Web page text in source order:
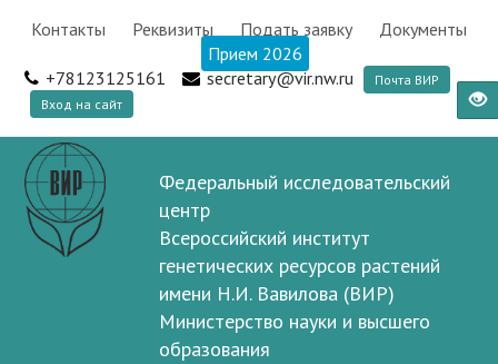
Контакты Реквизиты Подать заявку
Документы
Прием 2026
+78123125161
secretary@vir.nw.ru
Почта ВИР
Вход на сайт
Федеральный исследовательский
центр
Всероссийский институт
генетических ресурсов растений
имени Н.И. Вавилова (ВИР)
Министерство науки и высшего
образования